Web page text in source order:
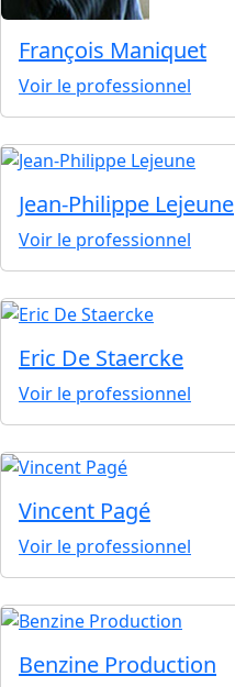
François Maniquet
Voir le professionnel
Jean-Philippe Lejeune
Voir le professionnel
Eric De Staercke
Voir le professionnel
Vincent Pagé
Voir le professionnel
Benzine Production